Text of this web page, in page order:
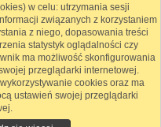
w celu: utrzymania sesji
związanych z korzystaniem
z niego, dopasowania treści
statystyk oglądalności czy
ma możliwość skonfigurowania
przeglądarki internetowej.
cookies oraz ma
ustawień swojej przeglądarki